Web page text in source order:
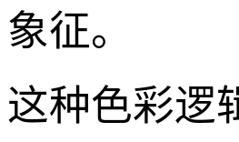
象征。
这种色彩逻